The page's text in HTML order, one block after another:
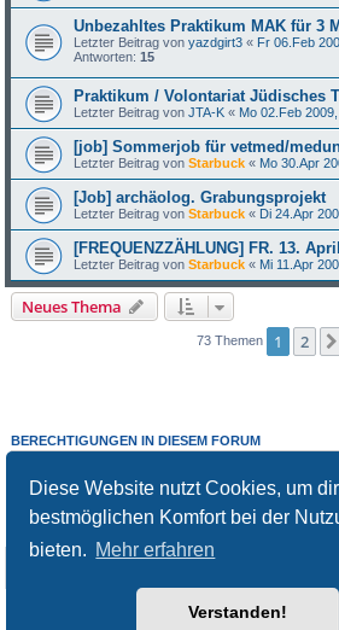
Diese Website nutzt Cookies, um
bestmöglichen Komfort bei der
bieten. Mehr erfahren
Verstanden!
Unbezahltes Praktikum MAK für 3
Letzter Beitrag vonyazdgirt3 « Fr 06.Feb
Antworten:15
Praktikum / Volontariat Jüdisches
Letzter Beitrag vonJTA-K « Mo 02.Feb
[job] Sommerjob für vetmed/
Letzter Beitrag vonStarbuck « Mo 30.Apr
[Job] archäolog. Grabungsprojekt
Letzter Beitrag vonStarbuck « Di 24.Apr
[FREQUENZZÄHLUNG] FR. 13.
Letzter Beitrag vonStarbuck « Mi 11.Apr
Neues Thema
73 Themen 1 2
BERECHTIGUNGEN IN DIESEM FORUM
Du darfst
keine Antworten zu Themen in diesem Forum
Du darfst deine Beiträge in diesem Forumnichtändern.
Du darfst deine Beiträge in diesem Forum nicht
keine
phpBB® Forum Software ©